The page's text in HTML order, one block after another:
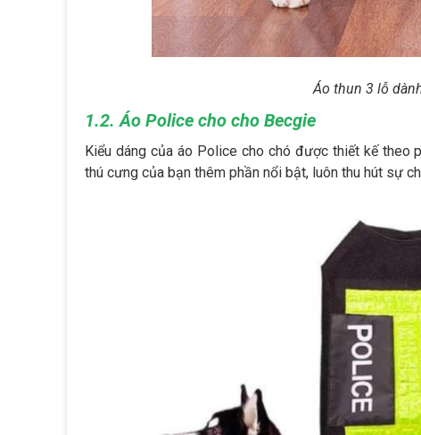
Áo thun 3 lỗ
1.2. Áo Police cho cho Becgie
Kiểu dáng của áo Police cho chó được thiết kế theo
thú cưng của bạn thêm phần nổi bật, luôn thu hút sự